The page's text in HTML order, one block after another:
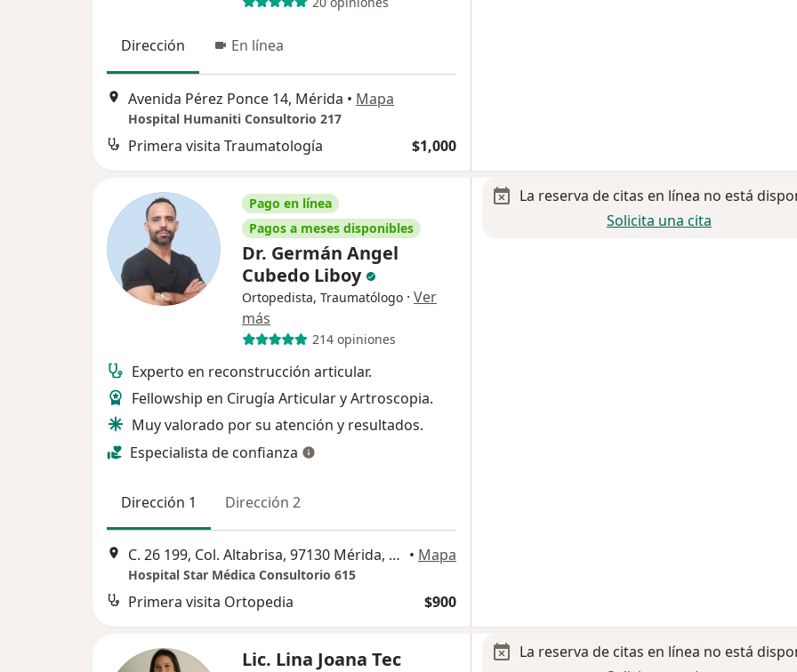
Dirección En línea
Avenida Pérez Ponce 14, Mérida • Mapa
Hospital Humaniti Consultorio 217
Primera visita Traumatología $1,000
Pago en línea
Pagos a meses disponibles
Dr. Germán Angel
Cubedo Liboy
Ortopedista, Traumatólogo · Ver
más
214 opiniones
Experto en reconstrucción articular.
Fellowship en Cirugía Articular y Artroscopia.
Muy valorado por su atención y resultados.
Especialista de confianza
Dirección 1 Dirección 2
C. 26 199, Col. Altabrisa, 97130 Mérida, Yuc. Consultorio 615, Mérida • Mapa
Hospital Star Médica Consultorio 615
Primera visita Ortopedia $900
La reserva de citas en línea no está
Solicita una cita
Lic. Lina Joana Tec
La reserva de citas en línea no está